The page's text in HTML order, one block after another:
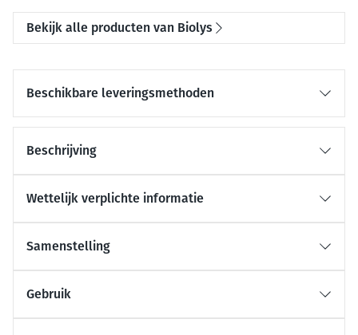
Bekijk alle producten van Biolys
Beschikbare leveringsmethoden
Beschrijving
Wettelijk verplichte informatie
Samenstelling
Gebruik